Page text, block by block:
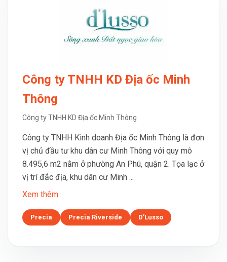
Công ty TNHH KD Địa ốc Minh
Thông
Công ty TNHH KD Địa ốc Minh Thông
Công ty TNHH Kinh doanh Địa ốc Minh Thông là đơn
vị chủ đầu tư khu dân cư Minh Thông với quy mô
8.495,6 m2 nằm ở phường An Phú, quận 2. Tọa lạc ở
vị trí đắc địa, khu dân cư Minh ...
Xem thêm
Precia Precia Riverside D’Lusso